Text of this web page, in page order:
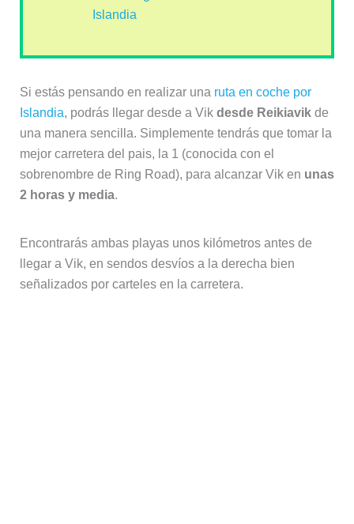
Islandia
Si estás pensando en realizar una ruta en coche por
Islandia, podrás llegar desde a Vik desde Reikiavikde
una manera sencilla. Simplemente tendrás que tomar la
mejor carretera del pais, la 1 (conocida con el
sobrenombre de Ring Road), para alcanzar Vik en unas
2 horas y media.
Encontrarás ambas playas unos kilómetros antes de
llegar a Vik, en sendos desvíos a la derecha bien
señalizados por carteles en la carretera.